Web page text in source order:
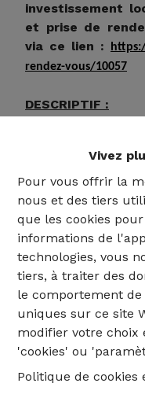
Vivez
Pour vous offrir la
nous et des tiers
que les cookies
informations de
technologies, vous
tiers, à traiter des
le comportement
uniques sur ce site
modifier votre choix
'cookies' ou
Politique de cookies
investissement
et prise de
via ce lien :
rendez-vous/10057
DESCRIPTIF :
Données
Numéro 1 E 5
Année de
Étage :2ème
Superficie : 80m²
État du bien :
Disponibilité :
loué mais les
fin de l'année -
Revenu cadastral
Précompte
Charges :
+/-
électricité des